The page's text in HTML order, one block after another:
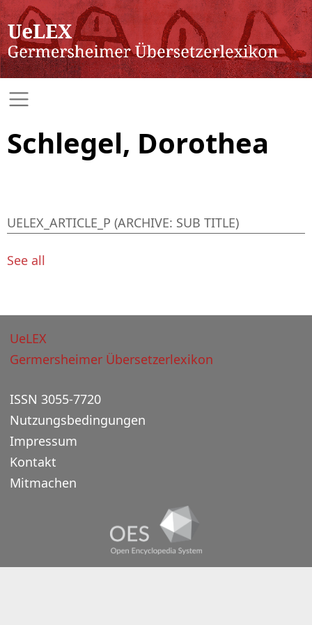
Schlegel, Dorothea
UELEX_ARTICLE_P (ARCHIVE: SUB TITLE)
See all
UeLEX
Germersheimer Übersetzerlexikon
ISSN 3055-7720
Nutzungsbedingungen
Impressum
Kontakt
Mitmachen